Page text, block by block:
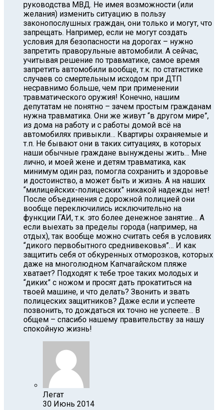
руководства МВД. Не имея возможности (или
желания) изменить ситуацию в пользу
законопослушных граждан, они только и могут, что
запрещать. Например, если не могут создать
условия для безопасности на дорогах – нужно
запретить праворульные автомобили. А сейчас,
учитывая решение по травматике, самое время
запретить автомобили вообще, т.к. по статистике
случаев со смертельным исходом при ДТП
несравнимо больше, чем при применении
травматического оружия! Конечно, нашим
депутатам не понятно – зачем простым гражданам
нужна травматика. Они же живут “в другом мире”,
из дома на работу и с работы домой всё на
автомобилях привыкли… Квартиры охраняемые и
т.п. Не бывают они в таких ситуациях, в которых
наши обычные граждане вынуждены жить… Мне
лично, и моей жене и детям травматика, как
минимум один раз, помогла сохранить и здоровье
и достоинство, а может быть и жизнь. А на наших
“милицейских-полицеских” никакой надежды нет!
После объединения с дорожной полицией они
вообще переключились исключительно на
функции ГАИ, т.к. это более денежное занятие… А
если выехать за пределы города (например, на
отдых), так вообще можно считать себя в условиях
“дикого первобытного среднивековья”… И как
защитить себя от обкуренных отморозков, которых
даже на многолюдном Капчагайском пляже
хватает? Подходят к тебе трое таких молодых и
“диких” с ножом и просят дать прокатиться на
твоей машине, и что делать? Звонить и звать
полицеских защитников? Даже если и успеете
позвонить, то дождаться их точно не успеете… В
общем – спасибо нашему правительству за нашу
спокойную жизнь!
Легат
30 Июнь 2014